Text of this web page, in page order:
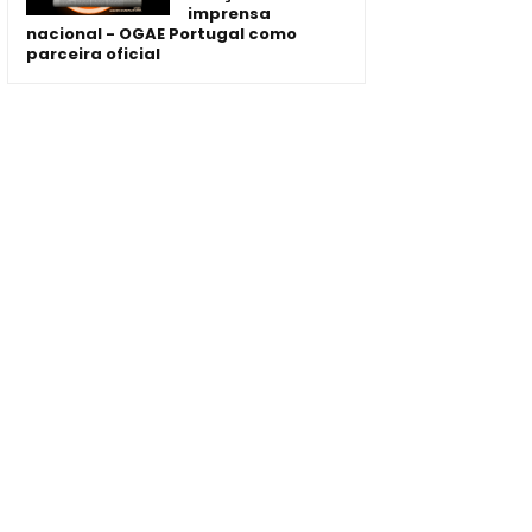
imprensa
nacional - OGAE Portugal como
parceira oficial